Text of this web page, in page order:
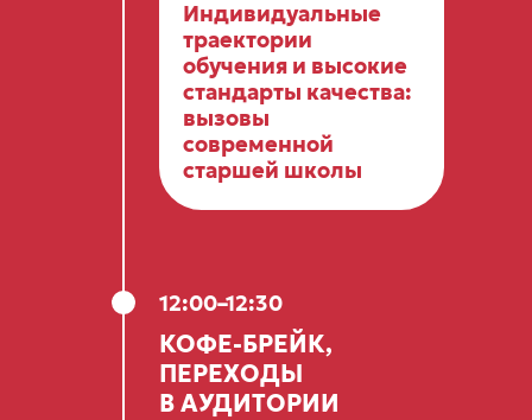
НЕТВОРКИНГ СЕССИЯ
ОТ ЛИЦЕЯ НИУ ВШЭ
И ПАРТНЕРСКИХ ШКОЛ;
КЛУБЫ
13:00–13:30
ПЕРЕРЫВ, ОБЕД
Индивидуальные
траектории
обучения и высокие
стандарты качества:
вызовы
современной
старшей школы
КОФЕ-БРЕЙК,
ПЕРЕХОДЫ
В АУДИТОРИИ
12:00–12:30